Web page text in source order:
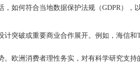
如何符合当地数据保护法规（GDPR），
突破或重要商业合作展开。例如，海信
欧洲消费者理性务实，对有科学研究支持